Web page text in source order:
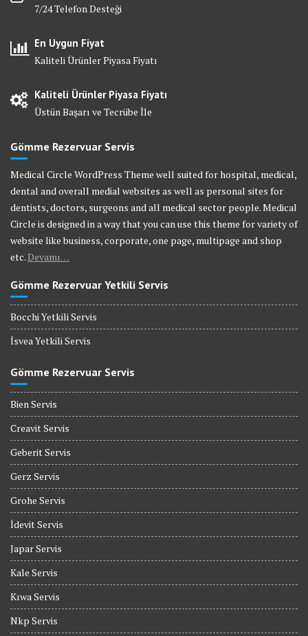
7/24 Telefon Desteği
En Uygun Fiyat
Kaliteli Ürünler Piyasa Fiyatı
Kaliteli Ürünler Piyasa Fiyatı
Üstün Başarı ve Tecrübe İle
Gömme Rezervuar Servis
Medical Circle WordPress Theme well suited for hospital, medical,
dental and overall medial websites as well as personal sites for
dentists, doctors, surgeons and all medical sector people. Medical
Circle is designed in a way that you can use this theme for variety of
website like business, corporate, one page, multipage and shop
etc. Devamı…
Gömme Rezervuar Yetkili Servis
Bocchi Yetkili Servis
İsvea Yetkili Servis
Gömme Rezervuar Servis
Bien Servis
Creavit Servis
Geberit Servis
Gerz Servis
Grohe Servis
İdevit Servis
Japar Servis
Kale Servis
Kıwa Servis
Nkp Servis